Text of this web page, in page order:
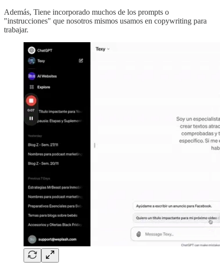
Además, Tiene incorporado muchos de los prompts o
"instrucciones" que nosotros mismos usamos en copywriting para
trabajar.